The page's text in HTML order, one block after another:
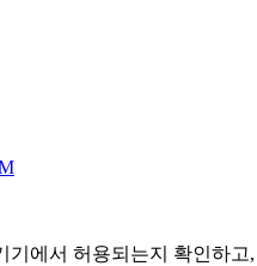
기에서 허용되는지 확인하